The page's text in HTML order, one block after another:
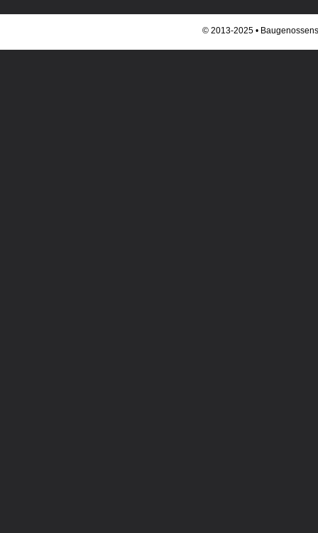
© 2013-2025 •